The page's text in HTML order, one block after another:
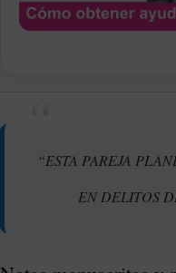
“ESTA PAREJA
EN DELITOS